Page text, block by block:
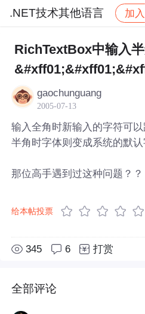
.NET技术其他语言 加入
社区 .NET技术其他语言
RichTextBox中输入
gaochunguang
2005-07-13
输入全角时新输入的字符可
半角时字体则变成系统的默认
那位高手遇到过这种问题？？
给本帖投票
345 6 打赏
全部评论